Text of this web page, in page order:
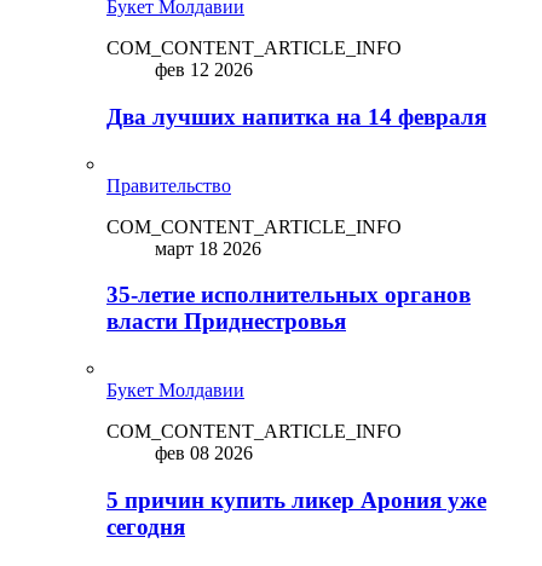
Букет Молдавии
COM_CONTENT_ARTICLE_INFO
фев 12 2026
Два лучших напитка на 14 февраля
Правительство
COM_CONTENT_ARTICLE_INFO
март 18 2026
35-летие исполнительных органов
власти Приднестровья
Букет Молдавии
COM_CONTENT_ARTICLE_INFO
фев 08 2026
5 причин купить ликep Арония уже
сегодня